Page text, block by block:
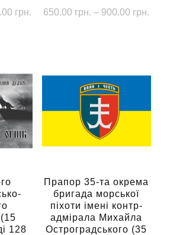
грн. Діапазон
900.00 грн.
650.00 грн. – 900.00 грн.
кілька
варіантів.
Параметри
можна
вибрати
сторінці
товару
128
Прапор 35-та окрема
бригада морської
піхоти імені контр-
адмірала Михайла
Остроградського (35